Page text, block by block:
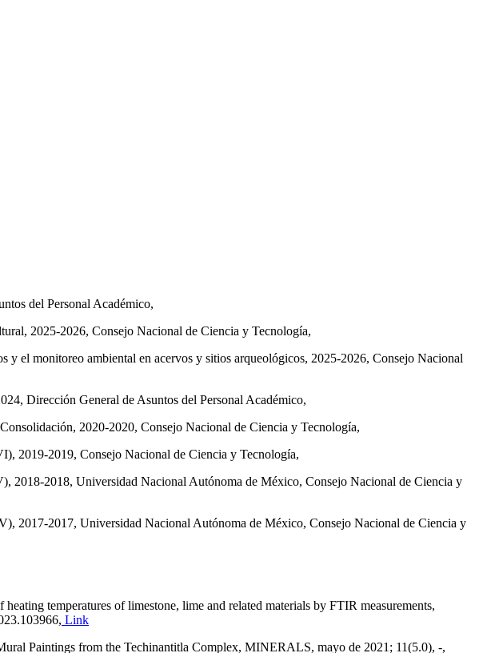
del Personal Académico,
2025-2026, Consejo Nacional de Ciencia y Tecnología,
y el monitoreo ambiental en acervos y sitios arqueológicos, 2025-2026, Consejo Nacional
Dirección General de Asuntos del Personal Académico,
2020-2020, Consejo Nacional de Ciencia y Tecnología,
2019-2019, Consejo Nacional de Ciencia y Tecnología,
2018, Universidad Nacional Autónoma de México, Consejo Nacional de Ciencia y
2017-2017, Universidad Nacional Autónoma de México, Consejo Nacional de Ciencia y
temperatures of limestone, lime and related materials by FTIR measurements,
Link
Paintings from the Techinantitla Complex, MINERALS, mayo de 2021; 11(5.0), -,